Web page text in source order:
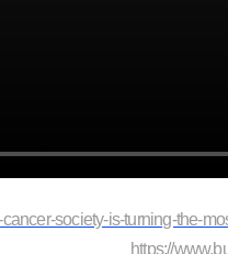
society-is-turning-the-
https://